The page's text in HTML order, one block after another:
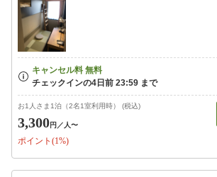
お1人さま1泊（2名1室利用時） (税込)
3,300円 ／人〜
ポイント(1%)